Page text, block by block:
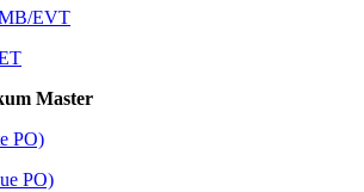
EVT
Master
PO)
PO)